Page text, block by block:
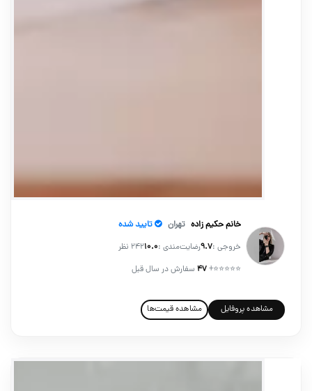
خانم حکیم زاده تهران تایید شده
خروجی :۹.۷رضایت‌مندی :۱۰.۰242 نظر
⭐⭐⭐⭐⭐
+۴۷ سفارش در سال قبل
مشاهده پروفایل مشاهده قیمت‌ها